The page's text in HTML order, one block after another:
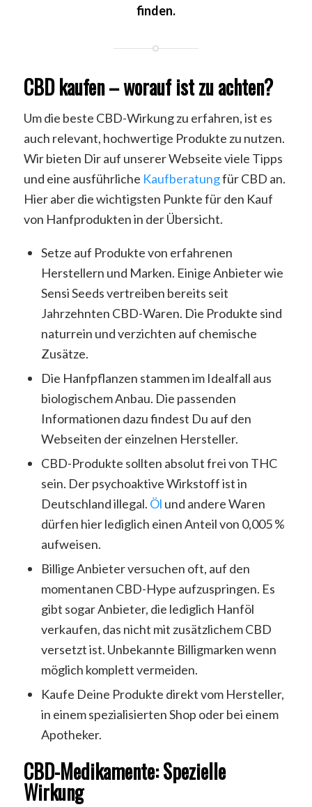
finden.
CBD kaufen – worauf ist zu achten?
Um die beste CBD-Wirkung zu erfahren, ist es
auch relevant, hochwertige Produkte zu nutzen.
Wir bieten Dir auf unserer Webseite viele Tipps
und eine ausführliche Kaufberatungfür CBD an.
Hier aber die wichtigsten Punkte für den Kauf
von Hanfprodukten in der Übersicht.
Setze auf Produkte von erfahrenen
Herstellern und Marken. Einige Anbieter wie
Sensi Seeds vertreiben bereits seit
Jahrzehnten CBD-Waren. Die Produkte sind
naturrein und verzichten auf chemische
Zusätze.
Die Hanfpflanzen stammen im Idealfall aus
biologischem Anbau. Die passenden
Informationen dazu findest Du auf den
Webseiten der einzelnen Hersteller.
CBD-Produkte sollten absolut frei von THC
sein. Der psychoaktive Wirkstoff ist in
Deutschland illegal. Öl und andere Waren
dürfen hier lediglich einen Anteil von 0,005 %
aufweisen.
Billige Anbieter versuchen oft, auf den
momentanen CBD-Hype aufzuspringen. Es
gibt sogar Anbieter, die lediglich Hanföl
verkaufen, das nicht mit zusätzlichem CBD
versetzt ist. Unbekannte Billigmarken wenn
möglich komplett vermeiden.
Kaufe Deine Produkte direkt vom Hersteller,
in einem spezialisierten Shop oder bei einem
Apotheker.
CBD-Medikamente: Spezielle
Wirkung